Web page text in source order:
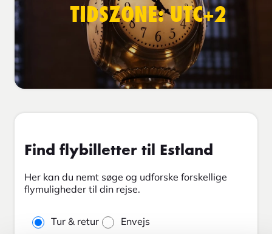
TIDSZONE: UTC+2
Find flybilletter til Estland
Her kan du nemt søge og udforske forskellige
flymuligheder til din rejse.
Tur & retur Envejs